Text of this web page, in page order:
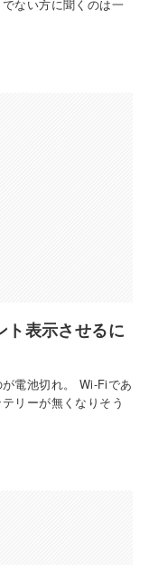
ない方に聞くのは一
表示させるに
電池切れ。 Wi-Fiであ
リーが無くなりそう